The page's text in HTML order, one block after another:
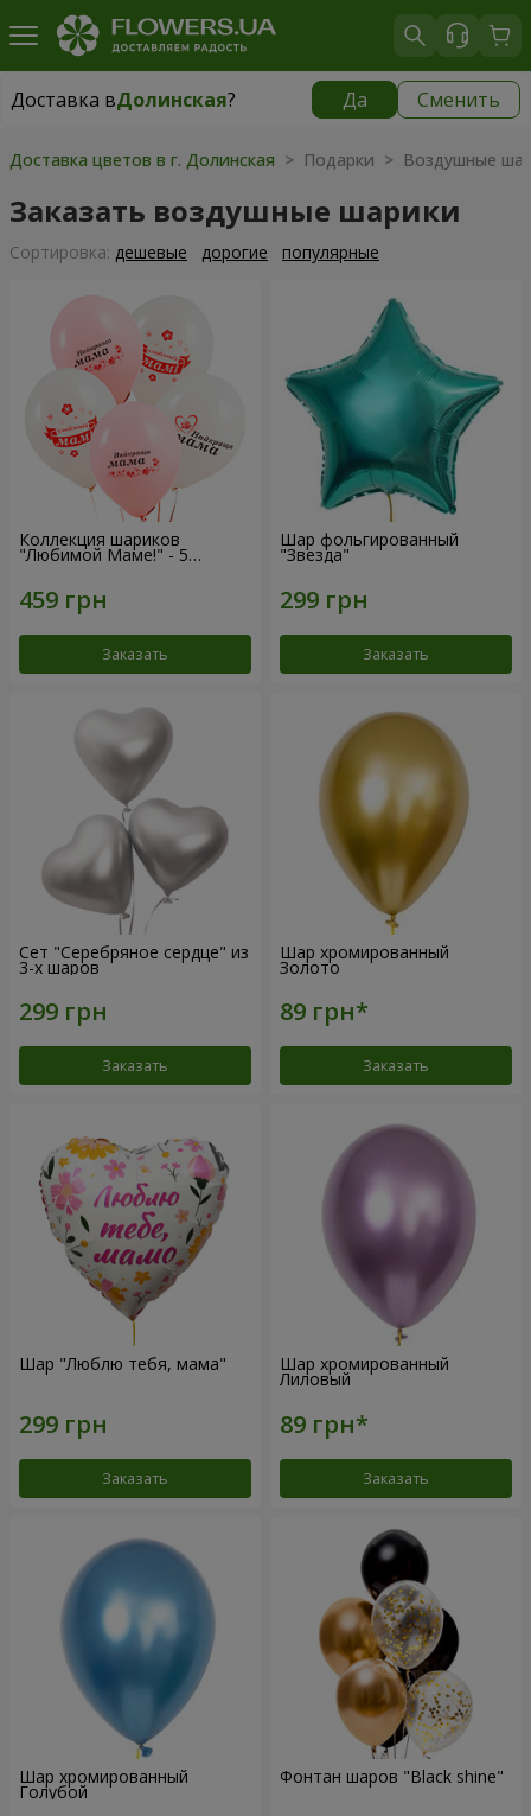
Доставка вДолинская? Да Сменить
Доставка вДолинская|
Доставка цветов в г. Долинская > Подарки > Воздушные
Заказать воздушные шарики
Cортировка: дешевые дорогие популярные
Коллекция шариков
"Любимой Маме!" - 5
Заказать
Шар фольгированный
"Звезда"
Заказать
Сет "Серебряное сердце" из
3-х шаров
Заказать
Шар хромированный
Золото
Заказать
Шар "Люблю тебя, мама"
Заказать
Шар хромированный
Лиловый
Заказать
Шар хромированный
Голубой
Фонтан шаров "Black shine"